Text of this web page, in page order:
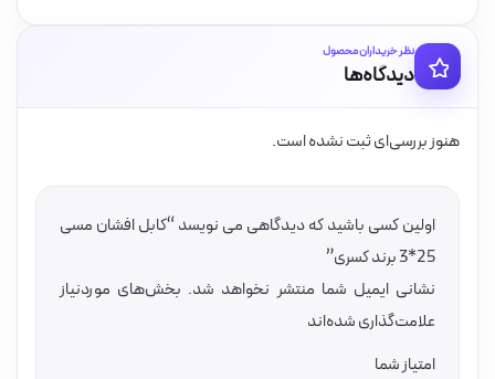
نظر خریداران محصول
دیدگاه‌ها
هنوز بررسی‌ای ثبت نشده است.
اولین کسی باشید که دیدگاهی می نویسد “کابل افشان مسی
25*3 برند کسری”
نشانی ایمیل شما منتشر نخواهد شد. بخش‌های موردنیاز
علامت‌گذاری شده‌اند
امتیاز شما